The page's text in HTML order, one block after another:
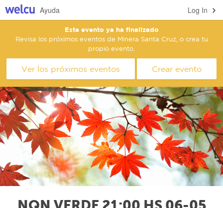
Log In
Ayuda
Este evento ya ha finalizado
Revisa los próximos eventos de Minera Santa Cruz, o crea tu
propio evento.
Ver los próximos eventos Crear evento